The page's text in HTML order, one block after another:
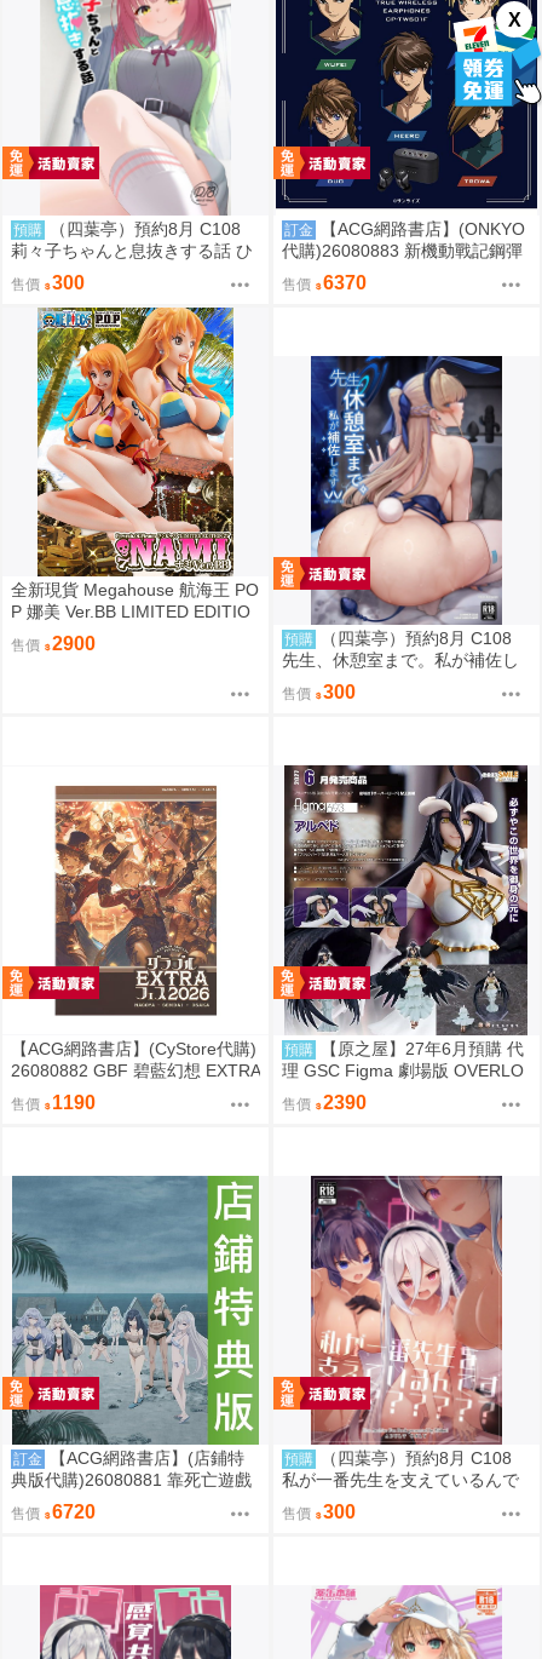
X
預購
（四葉亭）預約8月 C108
莉々子ちゃんと息抜きする話 ひ
ろっち
售價 300
訂金
【ACG網路書店】(ONKYO
代購)26080883 新機動戰記鋼彈
W 聯名耳機 CP-TWS01F
售價 6370
全新現貨 Megahouse 航海王 PO
P 娜美 Ver.BB LIMITED EDITIO
N PVC
售價 2900 預購
（四葉亭）預約8月 C108
先生、休憩室まで。私が補佐し
ますVV かのぱん
售價 300
【ACG網路書店】(CyStore代購)
26080882 GBF 碧藍幻想 EXTRA
Fes 2026 場刊 附:序號
售價 1190
預購
【原之屋】27年6月預購 代
理 GSC Figma 劇場版 OVERLO
RD 聖王國篇 雅兒貝德 0918
售價 2390
訂金
【ACG網路書店】(店鋪特
典版代購)26080881 靠死亡遊戲
混飯吃。44:CLOUDY BEACH 藍
光BD 幽鬼抱枕套限定版
售價 6720
預購
（四葉亭）預約8月 C108
私が一番先生を支えているんで
すけど みどり
售價 300